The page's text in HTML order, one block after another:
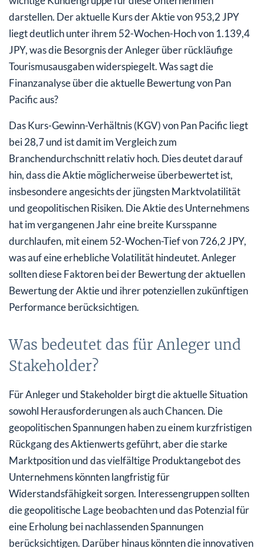
darstellen. Der aktuelle Kurs der Aktie von 953,2 JPY
liegt deutlich unter ihrem 52-Wochen-Hoch von 1.139,4
JPY, was die Besorgnis der Anleger über rückläufige
Tourismusausgaben widerspiegelt. Was sagt die
Finanzanalyse über die aktuelle Bewertung von Pan
Pacific aus?
Das Kurs-Gewinn-Verhältnis (KGV) von Pan Pacific liegt
bei 28,7 und ist damit im Vergleich zum
Branchendurchschnitt relativ hoch. Dies deutet darauf
hin, dass die Aktie möglicherweise überbewertet ist,
insbesondere angesichts der jüngsten Marktvolatilität
und geopolitischen Risiken. Die Aktie des Unternehmens
hat im vergangenen Jahr eine breite Kursspanne
durchlaufen, mit einem 52-Wochen-Tief von 726,2 JPY,
was auf eine erhebliche Volatilität hindeutet. Anleger
sollten diese Faktoren bei der Bewertung der aktuellen
Bewertung der Aktie und ihrer potenziellen zukünftigen
Performance berücksichtigen.
Was bedeutet das für Anleger und
Stakeholder?
Für Anleger und Stakeholder birgt die aktuelle Situation
sowohl Herausforderungen als auch Chancen. Die
geopolitischen Spannungen haben zu einem kurzfristigen
Rückgang des Aktienwerts geführt, aber die starke
Marktposition und das vielfältige Produktangebot des
Unternehmens könnten langfristig für
Widerstandsfähigkeit sorgen. Interessengruppen sollten
die geopolitische Lage beobachten und das Potenzial für
eine Erholung bei nachlassenden Spannungen
berücksichtigen. Darüber hinaus könnten die innovativen